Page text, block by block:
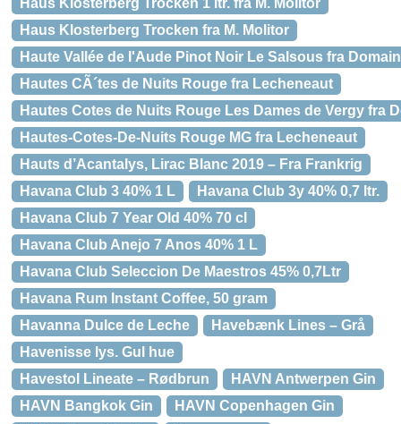
Haus Klosterberg Trocken 1 ltr. fra M. Molitor
Haus Klosterberg Trocken fra M. Molitor
Haute Vallée de I'Aude Pinot Noir Le Salsous fra
Hautes CÃ´tes de Nuits Rouge fra Lecheneaut
Hautes Cotes de Nuits Rouge Les Dames de Vergy fra
Hautes-Cotes-De-Nuits Rouge MG fra Lecheneaut
Hauts d’Acantalys, Lirac Blanc 2019 – Fra Frankrig
Havana Club 3 40% 1 L
Havana Club 3y 40% 0,7 ltr.
Havana Club 7 Year Old 40% 70 cl
Havana Club Anejo 7 Anos 40% 1 L
Havana Club Seleccion De Maestros 45% 0,7Ltr
Havana Rum Instant Coffee, 50 gram
Havanna Dulce de Leche
Havebænk Lines – Grå
Havenisse lys. Gul hue
Havestol Lineate – Rødbrun
HAVN Antwerpen Gin
HAVN Bangkok Gin
HAVN Copenhagen Gin